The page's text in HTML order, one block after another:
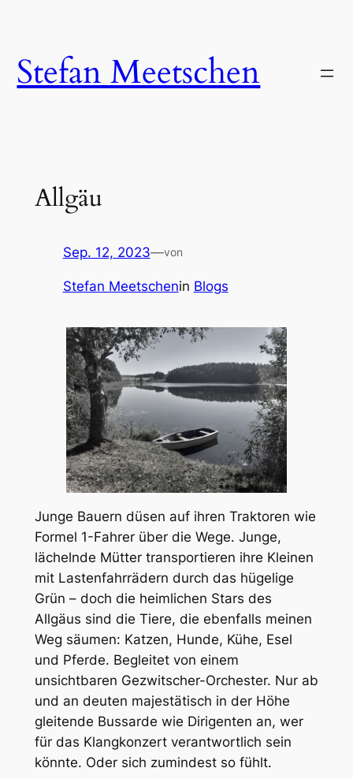
springen
Stefan Meetschen
Allgäu
Sep. 12, 2023—von
Stefan Meetschenin Blogs
Junge Bauern düsen auf ihren Traktoren wie
Formel 1-Fahrer über die Wege. Junge,
lächelnde Mütter transportieren ihre Kleinen
mit Lastenfahrrädern durch das hügelige
Grün – doch die heimlichen Stars des
Allgäus sind die Tiere, die ebenfalls meinen
Weg säumen: Katzen, Hunde, Kühe, Esel
und Pferde. Begleitet von einem
unsichtbaren Gezwitscher-Orchester. Nur ab
und an deuten majestätisch in der Höhe
gleitende Bussarde wie Dirigenten an, wer
für das Klangkonzert verantwortlich sein
könnte. Oder sich zumindest so fühlt.